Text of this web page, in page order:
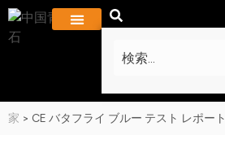
家 > CE バタフライ ブルー テスト レポート